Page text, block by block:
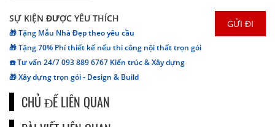
SỰ KIỆN ĐƯỢC YÊU THÍCH
🎁 Tặng Mẫu Nhà Đẹp theo yêu cầu
🎁 Tặng 70% Phí thiết kế nếu thi công nội thất trọn gói
☎️ Tư vấn 24/7 093 889 6767 Kiến trúc & Xây dựng
🎁 Xây dựng trọn gói - Design & Build
CHỦ ĐỀ LIÊN QUAN